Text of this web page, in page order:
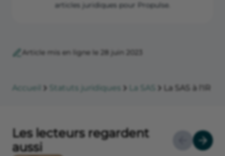
articles juridiques pour Propulse.
Article mis en ligne le 28 juin 2023
Accueil Statuts juridiques La SAS La SAS à l'IR
Les lecteurs regardent
aussi